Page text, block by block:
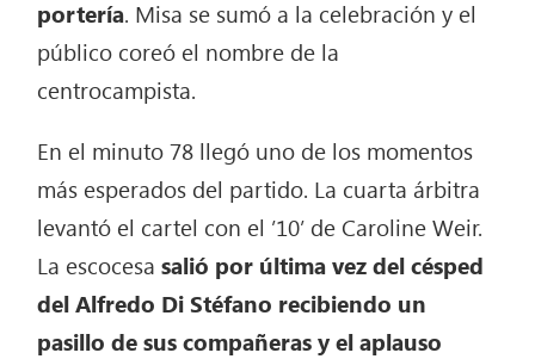
portería. Misa se sumó a la celebración y el
público coreó el nombre de la
centrocampista.
En el minuto 78 llegó uno de los momentos
más esperados del partido. La cuarta árbitra
levantó el cartel con el ’10’ de Caroline Weir.
La escocesasalió por última vez del césped
del Alfredo Di Stéfano recibiendo un
pasillo de sus compañeras y el aplauso